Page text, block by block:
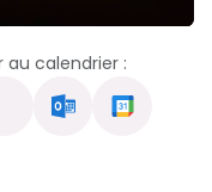
au calendrier :